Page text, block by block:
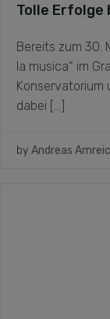
Tolle Erfolge
Bereits zum 30.
la musica“ im
Konservatorium
dabei […]
by Andreas